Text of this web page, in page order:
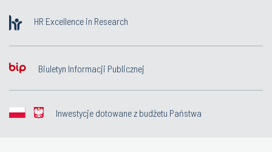
HR Excellence in Research
Biuletyn Informacji Publicznej
Inwestycje dotowane z budżetu Państwa